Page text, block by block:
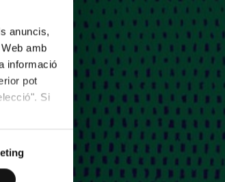
anuncis,
amb
informació
pot
Si